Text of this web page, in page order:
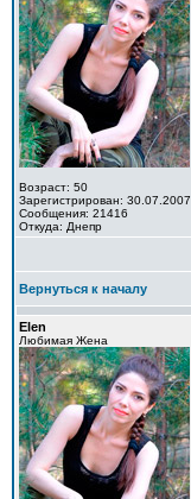
Возраст: 50
Зарегистрирован: 30.07.2007
Сообщения: 21416
Откуда: Днепр
Вернуться к началу
Elen
Любимая Жена